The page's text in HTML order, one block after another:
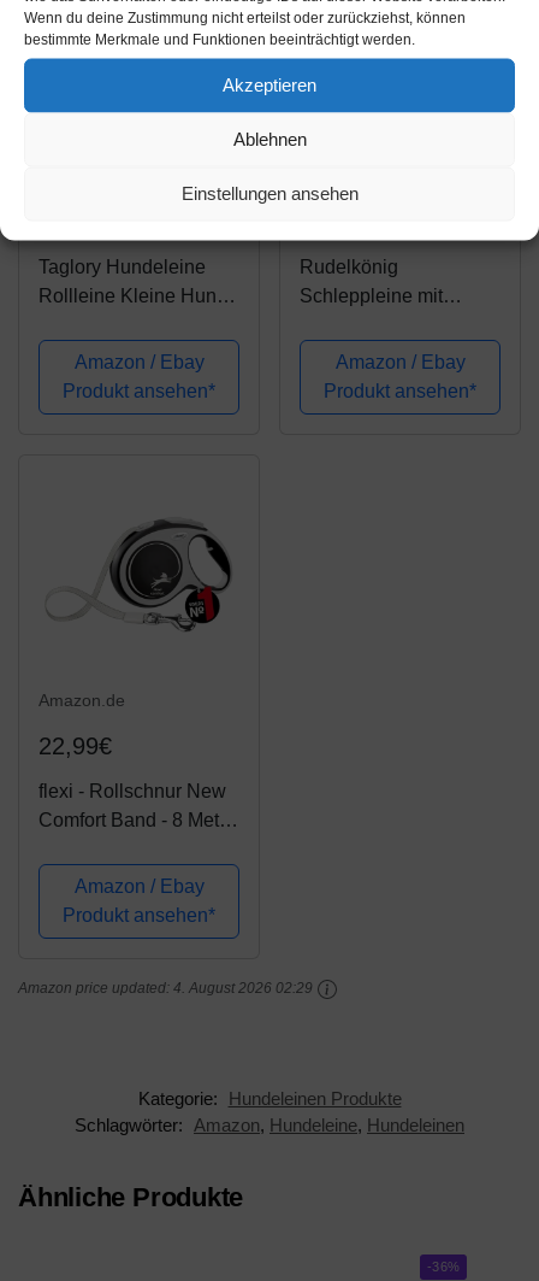
Wenn du deine Zustimmung nicht erteilst oder zurückziehst, können
bestimmte Merkmale und Funktionen beeinträchtigt werden.
Akzeptieren
Ablehnen
Einstellungen ansehen
Taglory Hundeleine
Rollleine Kleine Hunde
bis 20 kg, Anti-Rutsch
Griff, Sicheres
Bremssystem, Blau
Amazon / Ebay
Produkt ansehen*
Rudelkönig
Schleppleine mit
10m / 15m / 20m -
Robuste & wetterfeste
Hundeleine für eine
Amazon / Ebay
Produkt ansehen*
Amazon.de
22,99€
flexi - Rollschnur New
Comfort Band - 8 Meter
- Schwarz - 1 Stück
Amazon / Ebay
Produkt ansehen*
Amazon price updated: 4. August 2026 02:29
Kategorie:
Hundeleinen Produkte
Schlagwörter:
Amazon, Hundeleine, Hundeleinen
Ähnliche Produkte
-36%